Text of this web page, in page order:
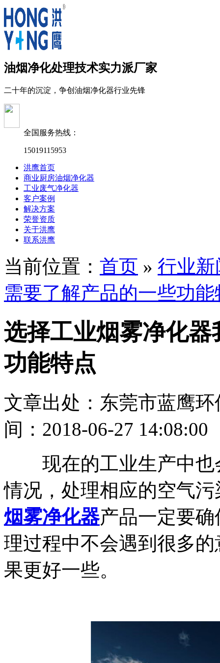
油烟净化处理技术实力派厂家
二十年的沉淀，争创油烟净化器行业先锋
全国服务热线：
15019115953
洪鹰首页
商业厨房油烟净化器
工业废气净化器
客户案例
解决方案
荣誉资质
关于洪鹰
联系洪鹰
当前位置： 首页 » 行业新
需要了解产品的一些功能
选择工业烟雾净化
功能特点
文章出处：东莞市蓝鹰
间：2018-06-27 14:08:00
现在的工业生产中也
情况，处理相应的空气
烟雾净化器产品一定要
理过程中不会遇到很多
果更好一些。